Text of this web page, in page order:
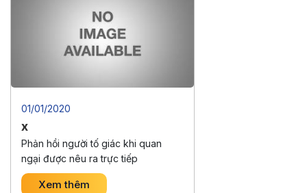
01/01/2020
x
Phản hồi người tố giác khi quan
ngại được nêu ra trực tiếp
Xem thêm